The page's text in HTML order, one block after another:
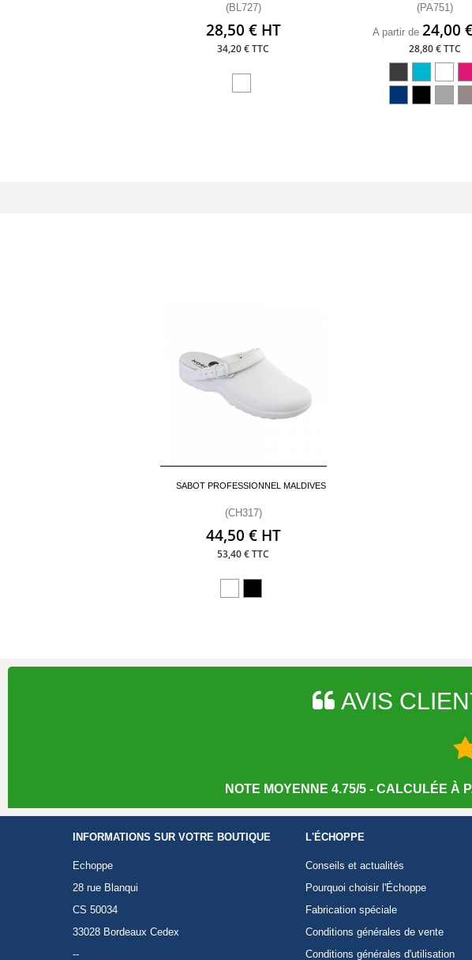
(BL727)
28,50 € HT
34,20 € TTC
(PA751)
A partir de 24,00
28,80 € TTC
SABOT PROFESSIONNEL MALDIVES
(CH317)
44,50 € HT
53,40 € TTC
AVIS
NOTE MOYENNE 4.75/5 - CALCULÉE À
INFORMATIONS SUR VOTRE BOUTIQUE
Echoppe
28 rue Blanqui
CS 50034
33028 Bordeaux Cedex
--
L'ÉCHOPPE
Conseils et actualités
Pourquoi choisir l'Échoppe
Fabrication spéciale
Conditions générales de vente
Conditions générales d'utilisation